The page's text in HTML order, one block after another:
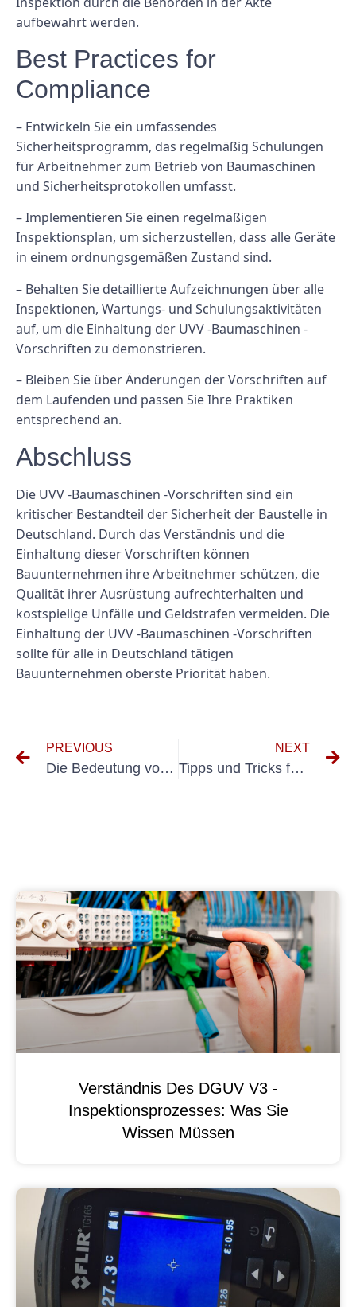
aufbewahrt werden.
Best Practices for
Compliance
– Entwickeln Sie ein umfassendes
Sicherheitsprogramm, das regelmäßig Schulungen
für Arbeitnehmer zum Betrieb von Baumaschinen
und Sicherheitsprotokollen umfasst.
– Implementieren Sie einen regelmäßigen
Inspektionsplan, um sicherzustellen, dass alle Geräte
in einem ordnungsgemäßen Zustand sind.
– Behalten Sie detaillierte Aufzeichnungen über alle
Inspektionen, Wartungs- und Schulungsaktivitäten
auf, um die Einhaltung der UVV -Baumaschinen -
Vorschriften zu demonstrieren.
– Bleiben Sie über Änderungen der Vorschriften auf
dem Laufenden und passen Sie Ihre Praktiken
entsprechend an.
Abschluss
Die UVV -Baumaschinen -Vorschriften sind ein
kritischer Bestandteil der Sicherheit der Baustelle in
Deutschland. Durch das Verständnis und die
Einhaltung dieser Vorschriften können
Bauunternehmen ihre Arbeitnehmer schützen, die
Qualität ihrer Ausrüstung aufrechterhalten und
kostspielige Unfälle und Geldstrafen vermeiden. Die
Einhaltung der UVV -Baumaschinen -Vorschriften
sollte für alle in Deutschland tätigen
Bauunternehmen oberste Priorität haben.
PREVIOUS
Die Bedeutung von UVV Kranprüfung für die Gewährleistung der Sicherheit am Arbeitsplatz
NEXT
Tipps und Tricks für das Abrufen der FEM 4.004 -Prüfung
Verständnis Des DGUV V3 -
Inspektionsprozesses: Was Sie
Wissen Müssen